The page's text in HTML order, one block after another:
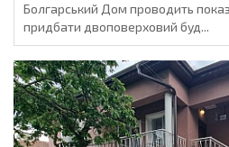
Болгарський Дом проводить
придбати двоповерховий буд...